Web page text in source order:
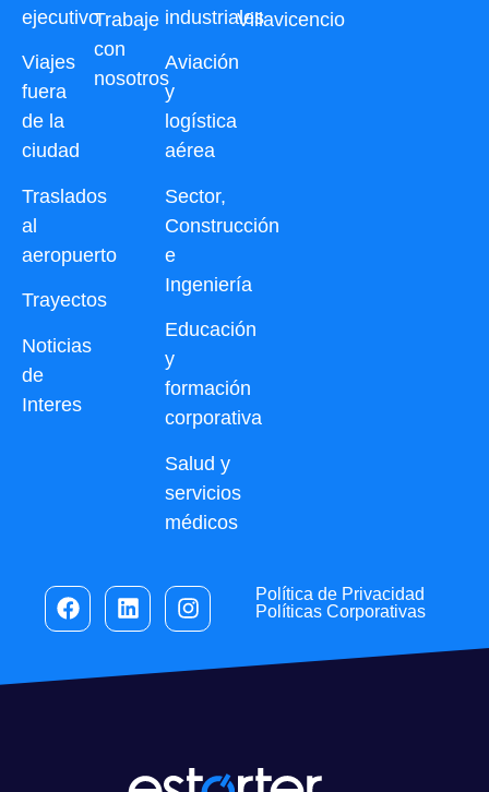
ejecutivo
Viajes
fuera
de la
ciudad
Traslados
al
aeropuerto
Trayectos
Noticias
de
Interes
industriales
Aviación
y
logística
aérea
Sector,
Construcción
e
Ingeniería
Educación
y
formación
corporativa
Salud y
servicios
médicos
Villavicencio
Trabaje
con
nosotros
Política de Privacidad
Políticas Corporativas